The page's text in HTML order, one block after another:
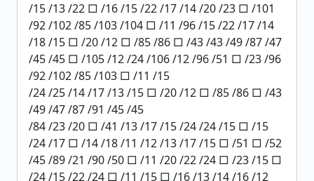
/15 /13 /22 □ /16 /15 /22 /17 /14 /20 /23 □ /101
/92 /102 /85 /103 /104 □ /11 /96 /15 /22 /17 /14
/18 /15 □ /20 /12 □ /85 /86 □ /43 /43 /49 /87 /47
/45 /45 □ /105 /12 /24 /106 /12 /96 /51 □ /23 /96
/92 /102 /85 /103 □ /11 /15
/24 /25 /14 /17 /13 /15 □ /20 /12 □ /85 /86 □ /43
/49 /47 /87 /91 /45 /45
/84 /23 /20 □ /41 /13 /17 /15 /24 /24 /15 □ /15
/24 /17 □ /14 /18 /11 /12 /13 /17 /15 □ /51 □ /52
/45 /89 /21 /90 /50 □ /11 /20 /22 /24 □ /23 /15 □
/24 /15 /22 /24 □ /11 /15 □ /16 /13 /14 /16 /12